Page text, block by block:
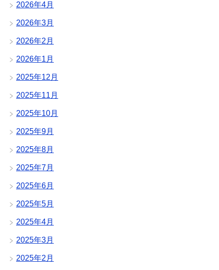
2026年4月
2026年3月
2026年2月
2026年1月
2025年12月
2025年11月
2025年10月
2025年9月
2025年8月
2025年7月
2025年6月
2025年5月
2025年4月
2025年3月
2025年2月